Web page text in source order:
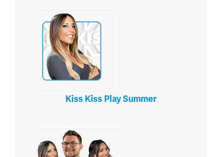
Kiss Kiss Play Summer